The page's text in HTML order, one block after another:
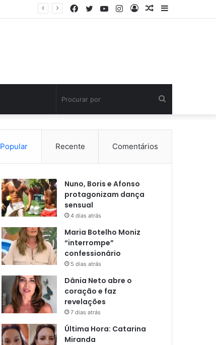
Barra
Artigo
Entrar
Instagram
YouTube
Twitter
Facebook
por
Popular Recente Comentários
Nuno, Boris e Afonso
protagonizam dança
sensual
4 dias atrás
Maria Botelho Moniz
“interrompe”
confessionário
5 dias atrás
Dânia Neto abre o
coração e faz
revelações
7 dias atrás
Última Hora: Catarina
Miranda